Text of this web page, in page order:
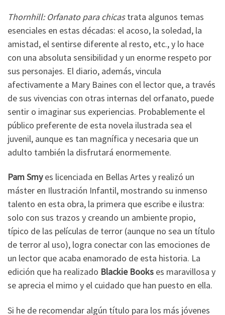
Thornhill: Orfanato para chicastrata algunos temas
esenciales en estas décadas: el acoso, la soledad, la
amistad, el sentirse diferente al resto, etc., y lo hace
con una absoluta sensibilidad y un enorme respeto por
sus personajes. El diario, además, vincula
afectivamente a Mary Baines con el lector que, a través
de sus vivencias con otras internas del orfanato, puede
sentir o imaginar sus experiencias. Probablemente el
público preferente de esta novela ilustrada sea el
juvenil, aunque es tan magnífica y necesaria que un
adulto también la disfrutará enormemente.
Pam Smyes licenciada en Bellas Artes y realizó un
máster en Ilustración Infantil, mostrando su inmenso
talento en esta obra, la primera que escribe e ilustra:
solo con sus trazos y creando un ambiente propio,
típico de las películas de terror (aunque no sea un título
de terror al uso), logra conectar con las emociones de
un lector que acaba enamorado de esta historia. La
edición que ha realizado Blackie Books es maravillosa y
se aprecia el mimo y el cuidado que han puesto en ella.
Si he de recomendar algún título para los más jóvenes